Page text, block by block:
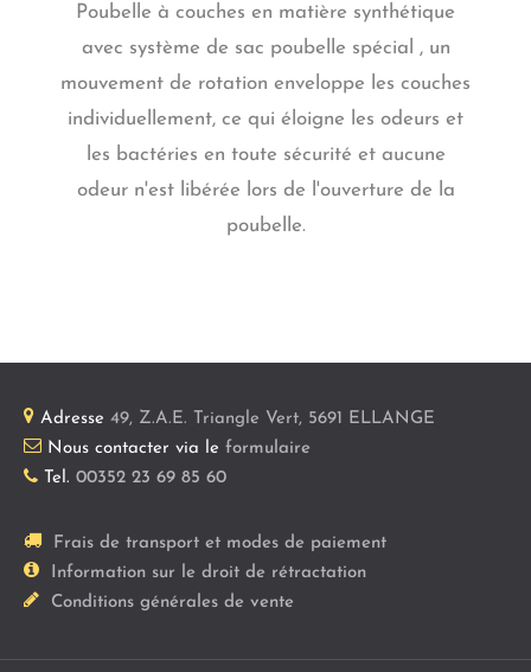
Poubelle à couches en matière synthétique
avec système de sac poubelle spécial , un
mouvement de rotation enveloppe les couches
individuellement, ce qui éloigne les odeurs et
les bactéries en toute sécurité et aucune
odeur n'est libérée lors de l'ouverture de la
poubelle.
Adresse 49, Z.A.E. Triangle Vert, 5691
ELLANGE
Nous contacter via le formulaire
Tel. 00352 23 69 85 60
Frais de transport et modes de paiement
Information sur le droit de rétractation
Conditions générales de vente